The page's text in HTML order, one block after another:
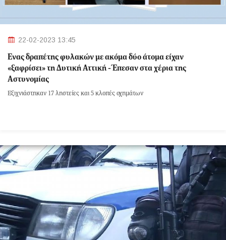
22-02-2023 13:45
Ένας δραπέτης φυλακών με ακόμα δύο άτομα είχαν
«ξαφρίσει» τη Δυτική Αττική - Έπεσαν στα χέρια της
Αστυνομίας
Εξιχνιάστηκαν 17 ληστείες και 5 κλοπές οχημάτων